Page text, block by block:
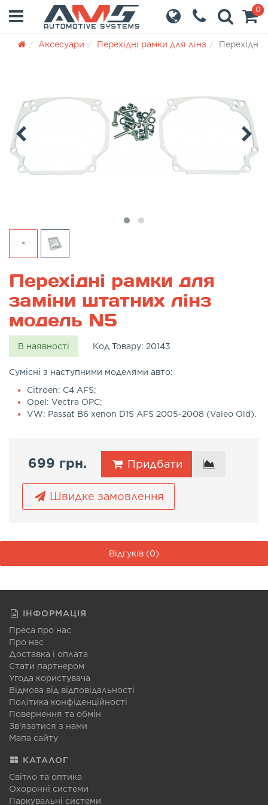
0
Аксесуари Перехідні рамки для лінз Перехідні
Перехідні рамки для
заміни штатних лінз
модель N5
В наявності Код Товару: 20143
Сумісні з наступними моделями авто:
Citroen: C4 AFS;
Opel: Vectra OPC;
VW: Passat B6 xenon D1S AFS 2005-2008 (Valeo Old).
699 грн. Придбати
Швидке замовлення
Відгуків (0)
ІНФОРМАЦІЯ
Преса про нас
Про нас
Доставка і оплата
Стати партнером
Угода користувача
Відмова від відповідальності
Політика конфіденційності
Повернення та обмін
Зв'язатися з нами
Мапа сайту
КАТАЛОГ
Світло та оптика
Охоронні системи
Паркувальні системи